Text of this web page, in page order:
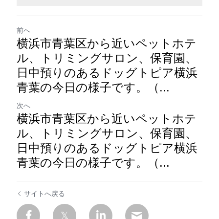
前へ
横浜市青葉区から近いペットホテ
ル、トリミングサロン、保育園、
日中預りのあるドッグトピア横浜
青葉の今日の様子です。（...
次へ
横浜市青葉区から近いペットホテ
ル、トリミングサロン、保育園、
日中預りのあるドッグトピア横浜
青葉の今日の様子です。（...
サイトへ戻る